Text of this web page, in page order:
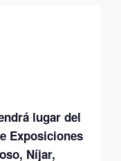
lugar del
Exposiciones
Níjar,